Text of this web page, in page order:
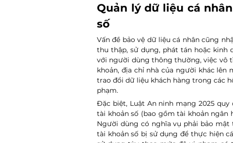
Quản lý dữ liệu cá
số
Vấn đề bảo vệ dữ liệu cá nhân cũng
thu thập, sử dụng, phát tán hoặc
với người dùng thông thường, việc vô
khoản, địa chỉ nhà của người khác lên
trao đổi dữ liệu khách hàng trong các
phạm.
Đặc biệt, Luật An ninh mạng 2025
tài khoản số (bao gồm tài khoản ngân
Người dùng có nghĩa vụ phải bảo
tài khoản số bị sử dụng để thực hiện